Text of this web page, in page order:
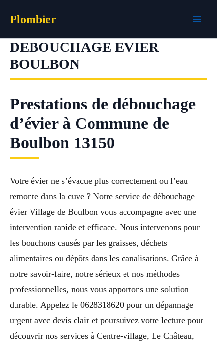
Plombier
DEBOUCHAGE EVIER
BOULBON
Prestations de débouchage
d’évier à Commune de
Boulbon 13150
Votre évier ne s’évacue plus correctement ou l’eau
remonte dans la cuve ? Notre service de débouchage
évier Village de Boulbon vous accompagne avec une
intervention rapide et efficace. Nous intervenons pour
les bouchons causés par les graisses, déchets
alimentaires ou dépôts dans les canalisations. Grâce à
notre savoir-faire, notre sérieux et nos méthodes
professionnelles, nous vous apportons une solution
durable. Appelez le 0628318620 pour un dépannage
urgent avec devis clair et poursuivez votre lecture pour
découvrir nos services à Centre-village, Le Château,